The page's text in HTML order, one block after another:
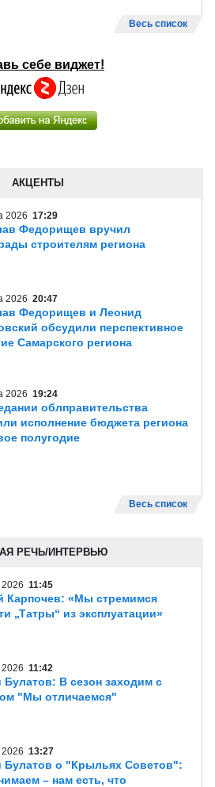
Весь список
себе виджет!
АКЦЕНТЫ
2026 17:29
Федорищев вручил
строителям региона
2026 20:47
Федорищев и Леонид
обсудили перспективное
Самарского региона
2026 19:24
облправительства
исполнение бюджета региона
полугодие
Весь список
РЕЧЬ/ИНТЕРВЬЮ
11:45
Карпочев: «Мы стремимся
„Татры“ из эксплуатации»
11:42
Булатов: В сезон заходим с
"Мы отличаемся"
13:27
Булатов о "Крыльях Советов":
– нам есть, что